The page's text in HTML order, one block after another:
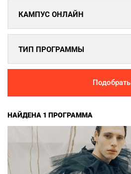
КАМПУС ОНЛАЙН
ТИП ПРОГРАММЫ
Подобрать
НАЙДЕНА 1 ПРОГРАММА